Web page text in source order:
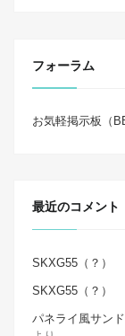
フォーラム
お気軽掲示板（
最近のコメント
SKXG55（？）
SKXG55（？）
パネライ風サン